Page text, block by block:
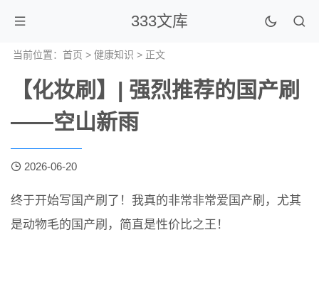
333文库
当前位置： 首页 > 健康知识 > 正文
【化妆刷】| 强烈推荐的国产刷
——空山新雨
2026-06-20
终于开始写国产刷了！我真的非常非常爱国产刷，尤其
是动物毛的国产刷，简直是性价比之王！